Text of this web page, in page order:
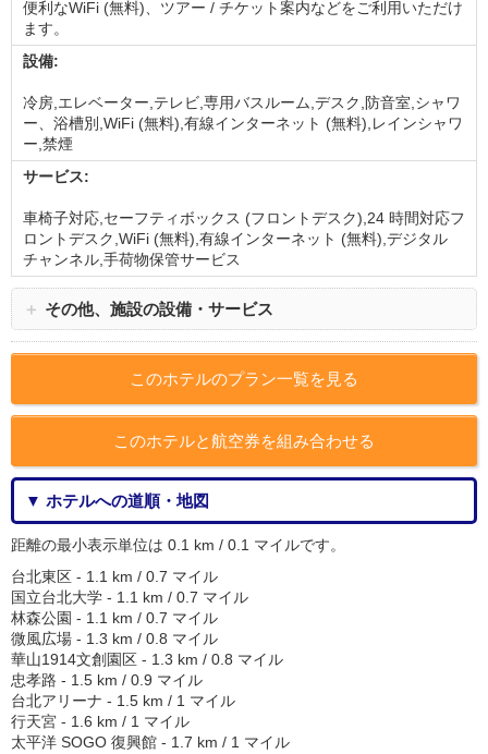
便利なWiFi (無料)、ツアー / チケット案内などをご利用いただけ
ます。
設備:
冷房,エレベーター,テレビ,専用バスルーム,デスク,防音室,シャワ
ー、浴槽別,WiFi (無料),有線インターネット (無料),レインシャワ
ー,禁煙
サービス:
車椅子対応,セーフティボックス (フロントデスク),24 時間対応フ
ロントデスク,WiFi (無料),有線インターネット (無料),デジタル
チャンネル,手荷物保管サービス
＋ その他、施設の設備・サービス
このホテルのプラン一覧を見る
このホテルと航空券を組み合わせる
▼ ホテルへの道順・地図
距離の最小表示単位は 0.1 km / 0.1 マイルです。
台北東区 - 1.1 km / 0.7 マイル
国立台北大学 - 1.1 km / 0.7 マイル
林森公園 - 1.1 km / 0.7 マイル
微風広場 - 1.3 km / 0.8 マイル
華山1914文創園区 - 1.3 km / 0.8 マイル
忠孝路 - 1.5 km / 0.9 マイル
台北アリーナ - 1.5 km / 1 マイル
行天宮 - 1.6 km / 1 マイル
太平洋 SOGO 復興館 - 1.7 km / 1 マイル